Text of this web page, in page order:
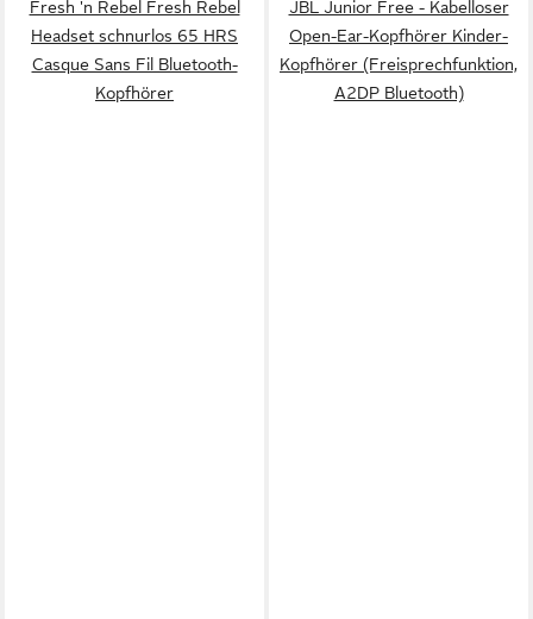
Fresh 'n Rebel Fresh Rebel
Headset schnurlos 65 HRS
Casque Sans Fil Bluetooth-
Kopfhörer
JBL Junior Free - Kabelloser
Open-Ear-Kopfhörer Kinder-
Kopfhörer (Freisprechfunktion,
A2DP Bluetooth)